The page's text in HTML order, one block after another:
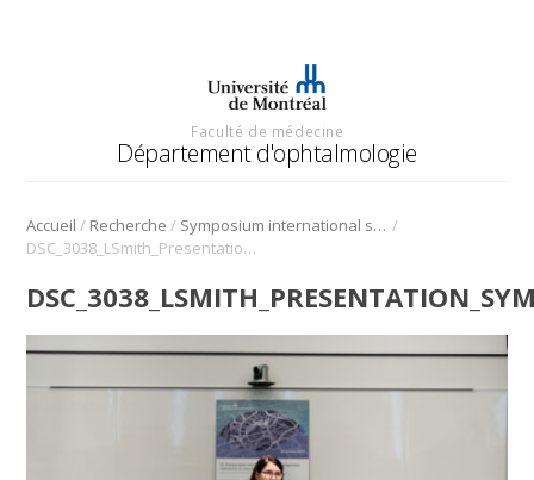
Faculté de médecine
Département d'ophtalmologie
Accueil / Recherche / Symposium international sur l’angiogenèse rétinienne et choroïdienne /
DSC_3038_LSmith_Presentation_Symposium_Angio_2022